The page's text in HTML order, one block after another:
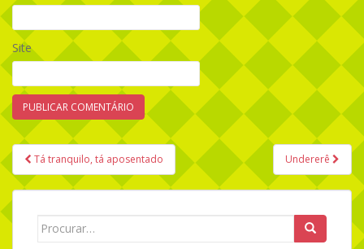
Site
Navegação de Post
Tá tranquilo, tá aposentado Undererê
Search for: